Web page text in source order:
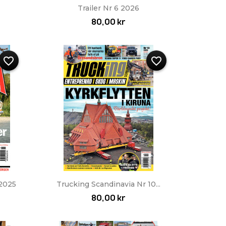
Snabbvy
Trailer Nr 6 2026
80,00 kr
favorite_border
Snabbvy
Trucking Scandinavia Nr 10...
80,00 kr
favorite_border